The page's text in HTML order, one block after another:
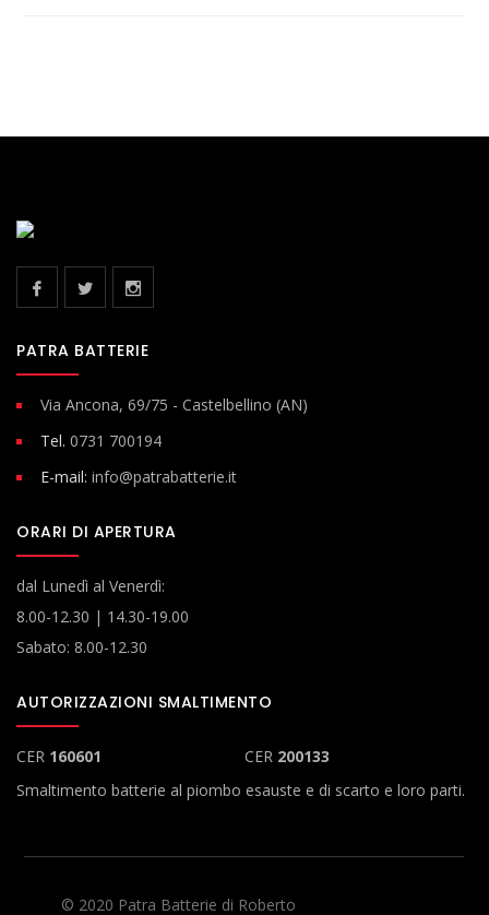
PATRA BATTERIE
Via Ancona, 69/75 - Castelbellino (AN)
Tel. 0731 700194
E-mail: info@patrabatterie.it
ORARI DI APERTURA
dal Lunedì al Venerdì:
8.00-12.30 | 14.30-19.00
Sabato: 8.00-12.30
AUTORIZZAZIONI SMALTIMENTO
CER 160601 CER 200133
Smaltimento batterie al piombo esauste e di scarto e loro parti.
© 2020 Patra Batterie di Roberto